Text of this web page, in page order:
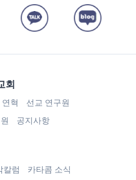
회
연혁
선교 연구원
공지사항
칼럼
카타콤 소식